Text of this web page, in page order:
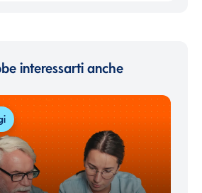
interessarti anche